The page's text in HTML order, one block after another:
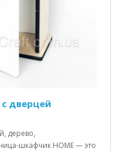
дверцей
дерево,
шкафчик HOME — это